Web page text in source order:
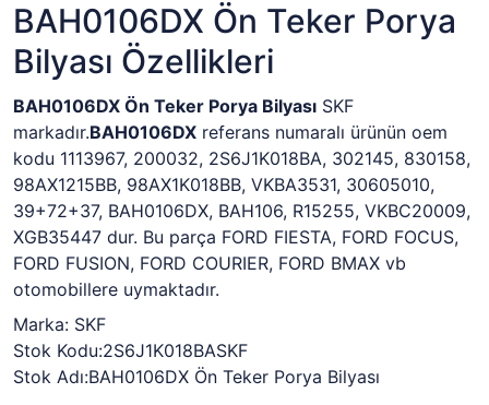
BAH0106DX Ön Teker Porya
Bilyası Özellikleri
BAH0106DX Ön Teker Porya Bilyası SKF
markadır.BAH0106DX referans numaralı ürünün oem
kodu 1113967, 200032, 2S6J1K018BA, 302145, 830158,
98AX1215BB, 98AX1K018BB, VKBA3531, 30605010,
39+72+37, BAH0106DX, BAH106, R15255, VKBC20009,
XGB35447 dur. Bu parça FORD FIESTA, FORD FOCUS,
FORD FUSION, FORD COURIER, FORD BMAX vb
otomobillere uymaktadır.
Marka: SKF
Stok Kodu:2S6J1K018BASKF
Stok Adı:BAH0106DX Ön Teker Porya Bilyası